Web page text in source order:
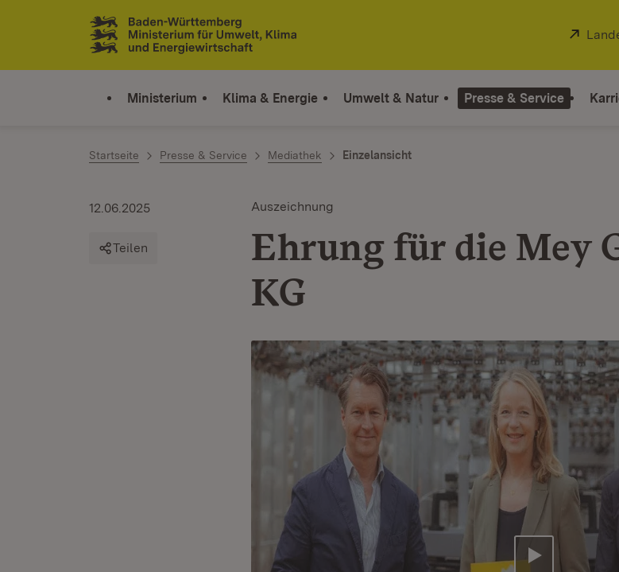
Zum Inhalt springen
Link zur Startseite
Ministerium Klima & Energie Umwelt & Natur Presse & Service
Startseite Presse & Service Mediathek Einzelansicht
Auszeichnung
Ehrung für die Mey
KG
12.06.2025
Teilen
Video abspielen